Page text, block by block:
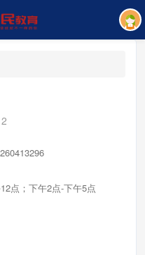
2
点；下午2点-下午5点